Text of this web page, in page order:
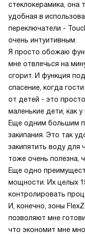
стеклокерамика, она
удобная в
переключатели -
очень интуитивным.
Я просто обожаю
мне отвлечься на
сгорит. И функция
спасение, когда
от детей - это
маленькие дети, как у
Еще одним большим
закипания. Это так
закипятить воду для
тоже очень полезна,
Еще одно
мощности. Их целых
контролировать
И, конечно, зоны
позволяют мне
что экономит мне